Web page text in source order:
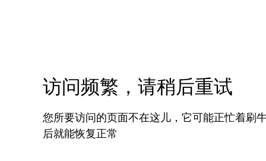
访问频繁，请稍后重试
您所要访问的页面不在这儿，它可能正忙着刷
后就能恢复正常